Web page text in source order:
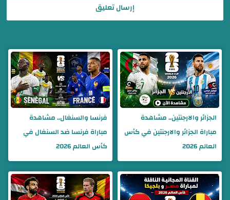
إرسال تعليق
الجزائر والارجنتين.. مشاهدة
مباراة الجزائر والارجنتين في كأس
العالم 2026
فرنسا والسنغال.. مشاهدة
مباراة فرنسا ضد السنغال في
كأس العالم 2026